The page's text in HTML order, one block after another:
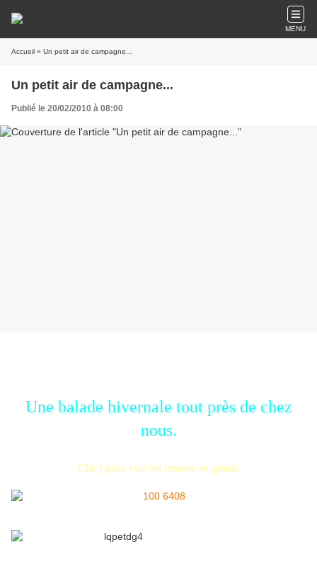
MENU
Accueil » Un petit air de campagne...
Un petit air de campagne...
Publié le 20/02/2010 à 08:00
Une balade hivernale tout près de chez
nous.
Clic ! pour voir les images en grand.